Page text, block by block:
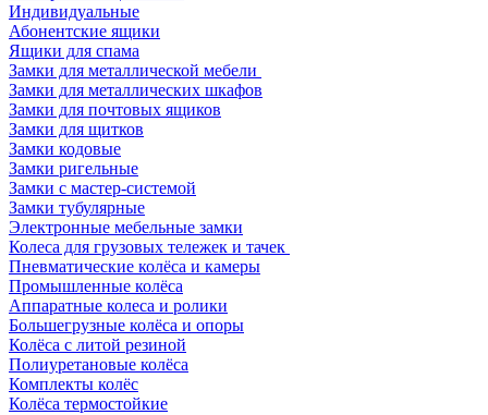
Индивидуальные
Абонентские ящики
Ящики для спама
Замки для металлической мебели
Замки для металлических шкафов
Замки для почтовых ящиков
Замки для щитков
Замки кодовые
Замки ригельные
Замки с мастер-системой
Замки тубулярные
Электронные мебельные замки
Колеса для грузовых тележек и тачек
Пневматические колёса и камеры
Промышленные колёса
Аппаратные колеса и ролики
Большегрузные колёса и опоры
Колёса с литой резиной
Полиуретановые колёса
Комплекты колёс
Колёса термостойкие